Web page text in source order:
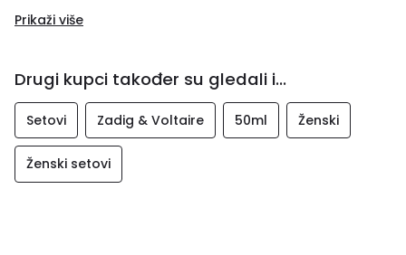
Prikaži više
Drugi kupci također su gledali i...
Setovi Zadig & Voltaire 50ml Ženski
Ženski setovi